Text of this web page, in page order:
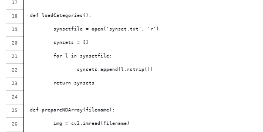
def loadCategories():
        synsetfile = open('synset.txt', 'r')
        synsets = []
        for l in synsetfile:
                synsets.append(l.rstrip())
        return synsets
def prepareNDArray(filename):
        img = cv2.imread(filename)